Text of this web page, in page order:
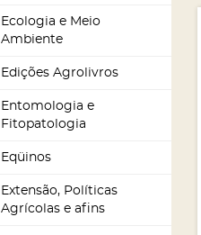
Ecologia e Meio
Ambiente
Edições Agrolivros
Entomologia e
Fitopatologia
Eqüinos
Extensão, Políticas
Agrícolas e afins